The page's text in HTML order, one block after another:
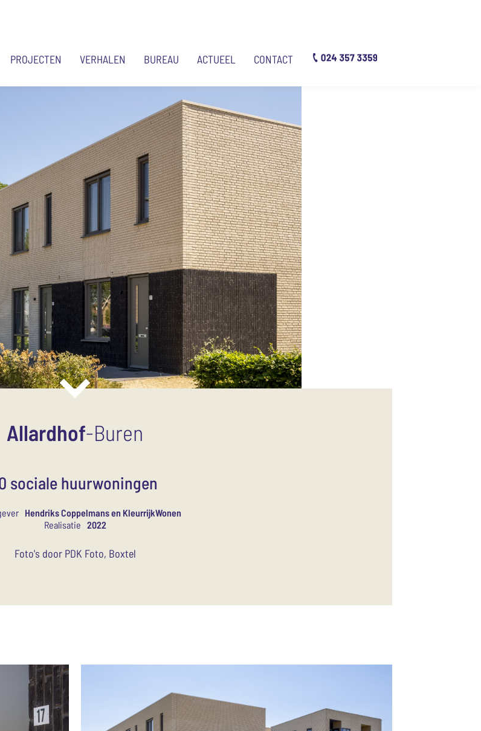
PROJECTEN VERHALEN BUREAU ACTUEEL CONTACT
Allardhof-Buren
sociale huurwoningen
Hendriks Coppelmans en KleurrijkWonen
Realisatie 2022
Foto's door PDK Foto, Boxtel